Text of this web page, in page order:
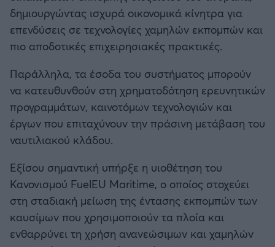
δημιουργώντας ισχυρά οικονομικά κίνητρα για
επενδύσεις σε τεχνολογίες χαμηλών εκπομπών και
πιο αποδοτικές επιχειρησιακές πρακτικές.
Παράλληλα, τα έσοδα του συστήματος μπορούν
να κατευθυνθούν στη χρηματοδότηση ερευνητικών
προγραμμάτων, καινοτόμων τεχνολογιών και
έργων που επιταχύνουν την πράσινη μετάβαση του
ναυτιλιακού κλάδου.
Εξίσου σημαντική υπήρξε η υιοθέτηση του
Κανονισμού FuelEU Maritime, ο οποίος στοχεύει
στη σταδιακή μείωση της έντασης εκπομπών των
καυσίμων που χρησιμοποιούν τα πλοία και
ενθαρρύνει τη χρήση ανανεώσιμων και χαμηλών